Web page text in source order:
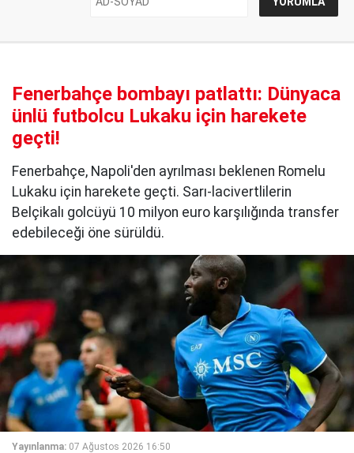
Fenerbahçe bombayı patlattı: Dünyaca
ünlü futbolcu Lukaku için harekete
geçti!
Fenerbahçe, Napoli'den ayrılması beklenen Romelu
Lukaku için harekete geçti. Sarı-lacivertlilerin
Belçikalı golcüyü 10 milyon euro karşılığında transfer
edebileceği öne sürüldü.
Yayınlanma: 07 Ağustos 2026 16:50